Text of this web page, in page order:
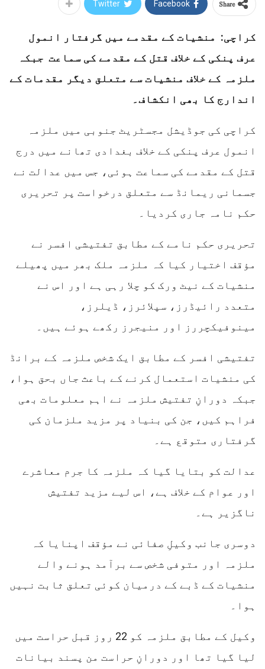
Share
Facebook
Twitter
کراچی: منشیات کے مقدمے میں گرفتار انمول
عرف پنکی کے خلاف قتل کے مقدمے کی سماعت جبکہ
ملزمہ کے خلاف منشیات سے متعلق دیگر مقدمات کے
اندارج کا بھی انکشاف۔
کراچی کی جوڈیشل مجسٹریٹ جنوبی میں ملزمہ
انمول عرف پنکی کے خلاف بغدادی تھانے میں درج
قتل کے مقدمے کی سماعت ہوئی، جس میں عدالت نے
جسمانی ریمانڈ سے متعلق درخواست پر تحریری
حکم نامہ جاری کردیا۔
تحریری حکم نامے کے مطابق تفتیشی افسر نے
مؤقف اختیار کیا کہ ملزمہ ملک بھر میں پھیلے
منشیات کے نیٹ ورک کو چلا رہی ہے اور اس نے
متعدد رائیڈرز، سپلائرز، ڈیلرز،
مینوفیکچررز اور منیجرز رکھے ہوئے ہیں۔
تفتیشی افسر کے مطابق ایک شخص ملزمہ کے برانڈ
کی منشیات استعمال کرنے کے باعث جاں بحق ہوا،
جبکہ دورانِ تفتیش ملزمہ نے اہم معلومات بھی
فراہم کیں، جن کی بنیاد پر مزید ملزمان کی
گرفتاری متوقع ہے۔
عدالت کو بتایا گیا کہ ملزمہ کا جرم معاشرے
اور عوام کے خلاف ہے، اس لیے مزید تفتیش
ناگزیر ہے۔
دوسری جانب وکیلِ صفائی نے مؤقف اپنایا کہ
ملزمہ اور متوفی شخص سے برآمد ہونے والے
منشیات کے ڈبے کے درمیان کوئی تعلق ثابت نہیں
ہوا۔
وکیل کے مطابق ملزمہ کو 22 روز قبل حراست میں
لیا گیا تھا اور دورانِ حراست من پسند بیانات